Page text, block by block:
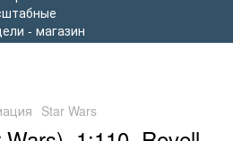
Star Wars